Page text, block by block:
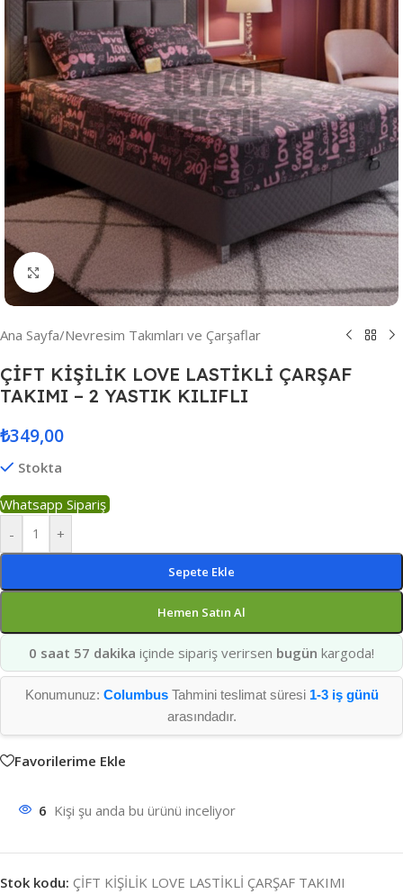
Resmi Büyüt
Ana Sayfa/Nevresim Takımları ve Çarşaflar
ÇİFT KİŞİLİK LOVE LASTİKLİ ÇARŞAF
TAKIMI – 2 YASTIK KILIFLI
₺349,00
Stokta
Whatsapp Sipariş
-
+
Sepete Ekle
Hemen Satın Al
0 saat 57 dakika içinde sipariş verirsen bugün kargoda!
Konumunuz: ColumbusTahmini teslimat süresi 1-3 iş günü
arasındadır.
Favorilerime Ekle
6 Kişi şu anda bu ürünü inceliyor
Stok kodu: ÇİFT KİŞİLİK LOVE LASTİKLİ ÇARŞAF TAKIMI